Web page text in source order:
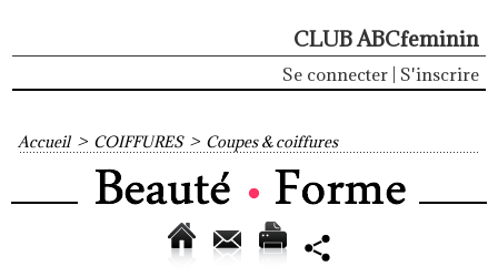
CLUB ABCfeminin
Se connecter S'inscrire
Accueil > COIFFURES > Coupes & coiffures